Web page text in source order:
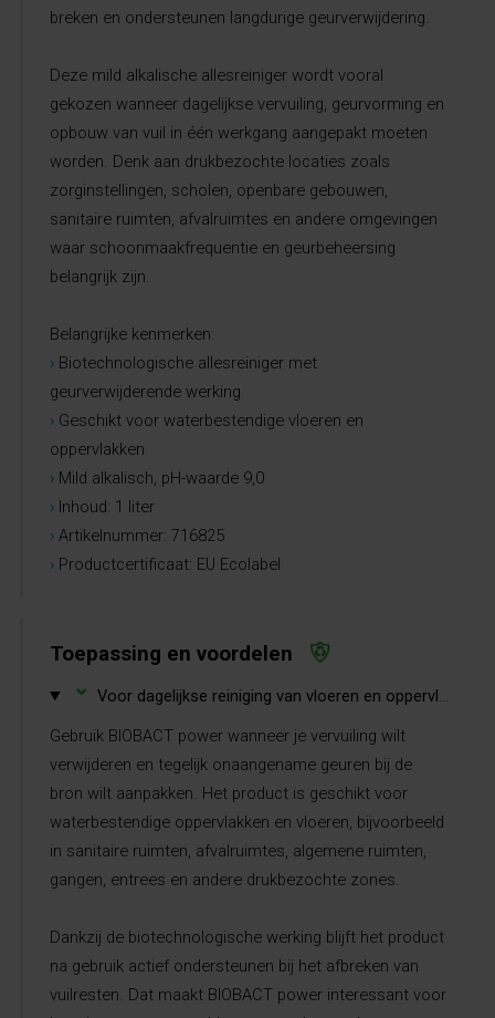
breken en ondersteunen langdurige geurverwijdering.
Deze mild alkalische allesreiniger wordt vooral
gekozen wanneer dagelijkse vervuiling, geurvorming en
opbouw van vuil in één werkgang aangepakt moeten
worden. Denk aan drukbezochte locaties zoals
zorginstellingen, scholen, openbare gebouwen,
sanitaire ruimten, afvalruimtes en andere omgevingen
waar schoonmaakfrequentie en geurbeheersing
belangrijk zijn.
Belangrijke kenmerken:
› Biotechnologische allesreiniger met
geurverwijderende werking
› Geschikt voor waterbestendige vloeren en
oppervlakken
› Mild alkalisch, pH-waarde 9,0
› Inhoud: 1 liter
› Artikelnummer: 716825
› Productcertificaat: EU Ecolabel
Toepassing en voordelen
⌄ Voor dagelijkse reiniging van vloeren en oppervlakken waar geurbeheersing belangrijk is.
Gebruik BIOBACT power wanneer je vervuiling wilt
verwijderen en tegelijk onaangename geuren bij de
bron wilt aanpakken. Het product is geschikt voor
waterbestendige oppervlakken en vloeren, bijvoorbeeld
in sanitaire ruimten, afvalruimtes, algemene ruimten,
gangen, entrees en andere drukbezochte zones.
Dankzij de biotechnologische werking blijft het product
na gebruik actief ondersteunen bij het afbreken van
vuilresten. Dat maakt BIOBACT power interessant voor